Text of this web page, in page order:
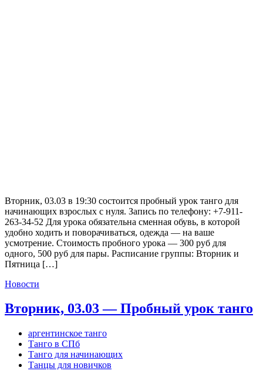
Вторник, 03.03 в 19:30 состоится пробный урок танго для
начинающих взрослых с нуля. Запись по телефону: +7-911-
263-34-52 Для урока обязательна сменная обувь, в которой
удобно ходить и поворачиваться, одежда — на ваше
усмотрение. Стоимость пробного урока — 300 руб для
одного, 500 руб для пары. Расписание группы: Вторник и
Пятница […]
Новости
Вторник, 03.03 — Пробный урок танго
аргентинское танго
Танго в СПб
Танго для начинающих
Танцы для новичков